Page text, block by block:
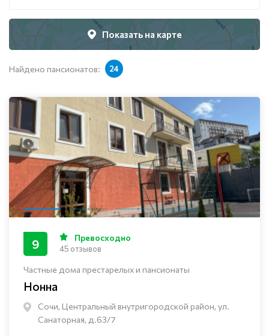
Показать на карте
Найдено пансионатов: 24
Частные дома престарелых и пансионаты
Нонна
Сочи, Центральный внутригородской район, ул.
Санаторная, д.63/7
9 Превосходно
45 отзывов